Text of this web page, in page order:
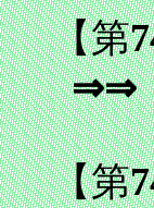
【第
⇒⇒
【第